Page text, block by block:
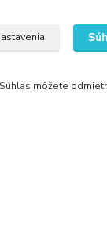
Súhlas môžete